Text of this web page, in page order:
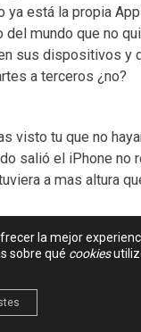
ya está la propia
mundo que no
sus dispositivos y
a terceros ¿no?
visto tu que no
salió el iPhone no
a mas altura
de nada, no sé
muchas otras, una
y no lo han
la mejor
sobre qué cookies